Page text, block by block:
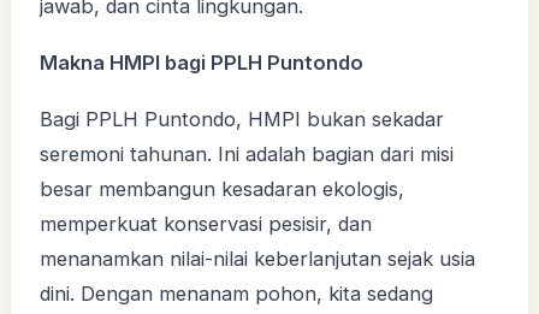
jawab, dan cinta lingkungan.
Makna HMPI bagi PPLH Puntondo
Bagi PPLH Puntondo, HMPI bukan sekadar
seremoni tahunan. Ini adalah bagian dari misi
besar membangun kesadaran ekologis,
memperkuat konservasi pesisir, dan
menanamkan nilai-nilai keberlanjutan sejak usia
dini. Dengan menanam pohon, kita sedang